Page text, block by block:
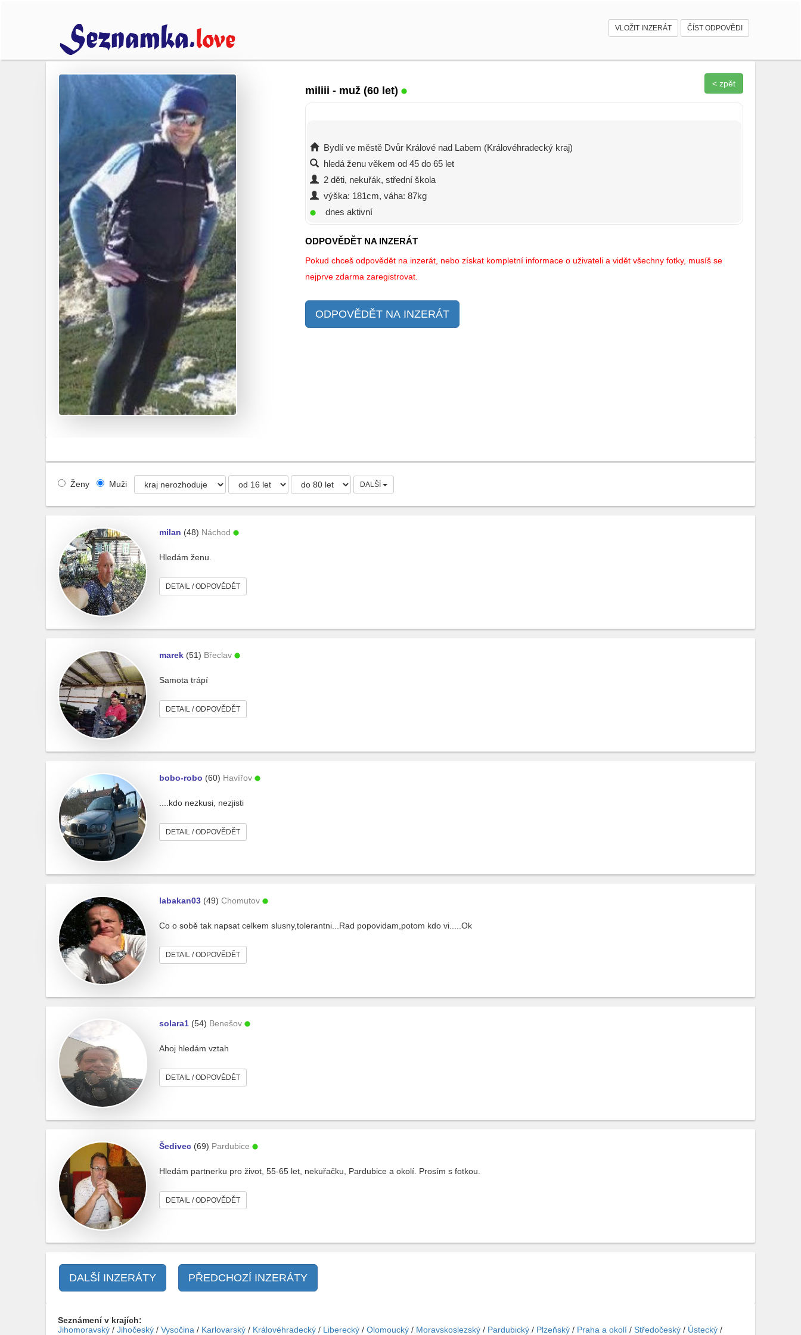
VLOŽIT INZERÁT ČÍST ODPOVĚDI
miliii - muž (60 let)
< zpět
Bydlí ve městě Dvůr Králové nad Labem (Královéhradecký kraj)
hledá ženu věkem od 45 do 65 let
2 děti, nekuřák, střední škola
výška: 181cm, váha: 87kg
dnes aktivní
ODPOVĚDĚT NA INZERÁT
Pokud chceš odpovědět na inzerát, nebo získat kompletní informace o uživateli a vidět všechny fotky, musíš se
nejprve zdarma zaregistrovat.
ODPOVĚDĚT NA INZERÁT
Ženy Muži DALŠÍ
milan (48) Náchod
Hledám ženu.
DETAIL / ODPOVĚDĚT
marek (51) Břeclav
Samota trápí
DETAIL / ODPOVĚDĚT
bobo-robo (60) Havířov
....kdo nezkusi, nezjisti
DETAIL / ODPOVĚDĚT
labakan03 (49) Chomutov
Co o sobě tak napsat celkem slusny,tolerantni...Rad popovidam,potom kdo vi.....Ok
DETAIL / ODPOVĚDĚT
solara1 (54) Benešov
Ahoj hledám vztah
DETAIL / ODPOVĚDĚT
Šedivec (69) Pardubice
Hledám partnerku pro život, 55-65 let, nekuřačku, Pardubice a okolí. Prosím s fotkou.
DETAIL / ODPOVĚDĚT
DALŠÍ INZERÁTY PŘEDCHOZÍ INZERÁTY
Seznámení v krajích:
Jihomoravský / Jihočeský / Vysočina / Karlovarský / Královéhradecký / Liberecký / Olomoucký / Moravskoslezský / Pardubický / Plzeňský / Praha a okolí / Středočeský / Ústecký /